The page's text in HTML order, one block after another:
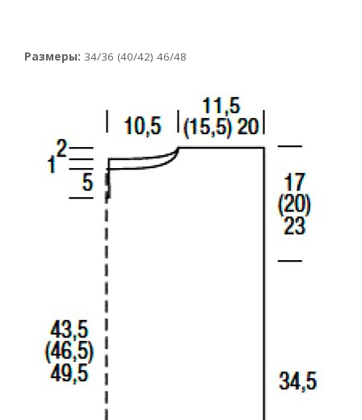
Размеры: 34/36 (40/42) 46/48